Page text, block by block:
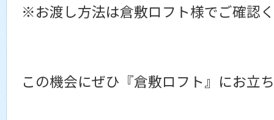
※お渡し方法は倉敷ロフト様でご確認
この機会にぜひ『倉敷ロフト』にお立